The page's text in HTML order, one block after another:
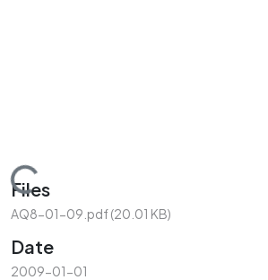
Loading...
Files
AQ8-01-09.pdf(20.01 KB)
Date
2009-01-01